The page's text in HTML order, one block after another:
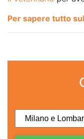
Per sapere tutto